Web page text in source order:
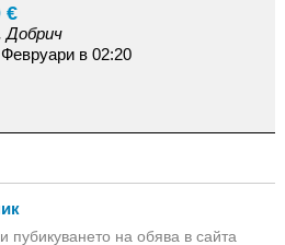
€
Добрич
в 02:20
пубикуването на обява в сайта